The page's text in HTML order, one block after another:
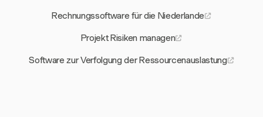
Rechnungssoftware für die Niederlande
Projekt Risiken managen
Software zur Verfolgung der Ressourcenauslastung